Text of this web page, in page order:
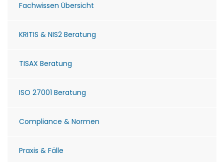
Fachwissen Übersicht
KRITIS & NIS2 Beratung
TISAX Beratung
ISO 27001 Beratung
Compliance & Normen
Praxis & Fälle